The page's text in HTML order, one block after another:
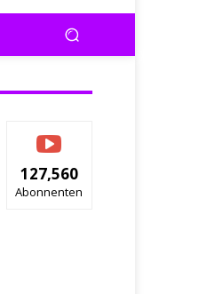
127,560
Abonnenten